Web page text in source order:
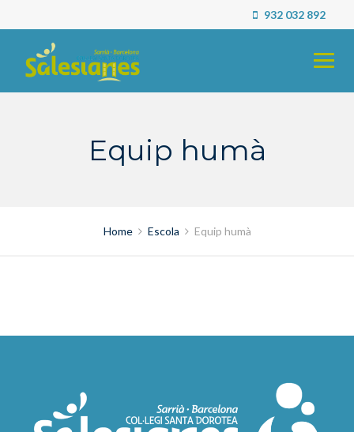
to
932 032 892
Equip humà
Home Escola Equip humà